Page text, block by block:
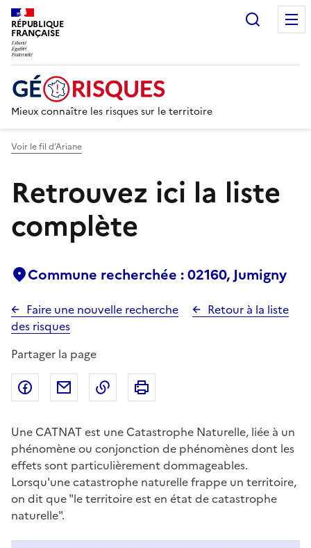
RÉPUBLIQUE
FRANÇAISE
Mieux connaître les risques sur le territoire
Voir le fil d’Ariane
Retrouvez ici la liste
complète
Commune recherchée : 02160, Jumigny
Faire une nouvelle recherche
Retour à la liste
des risques
Partager la page
Partager sur Facebook
Partager par emailCopier dans le presse-papier
Une CATNAT est une Catastrophe Naturelle, liée à un
phénomène ou conjonction de phénomènes dont les
effets sont particulièrement dommageables.
Lorsqu'une catastrophe naturelle frappe un territoire,
on dit que "le territoire est en état de catastrophe
naturelle".